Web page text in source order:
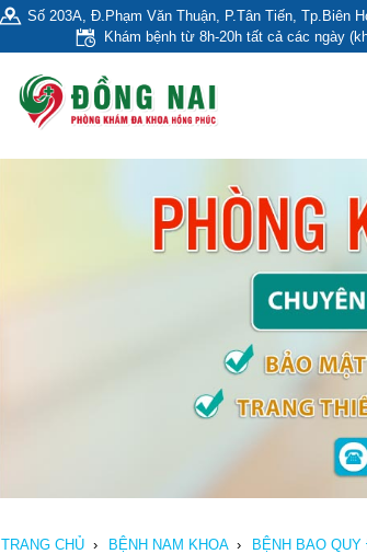
Số 203A, Đ.Phạm Văn Thuận, P.Tân Tiến, Tp.Biên
Khám bệnh từ 8h-20h tất cả các ngày
TRANG CHỦ › BỆNH NAM KHOA › BỆNH BAO QUY